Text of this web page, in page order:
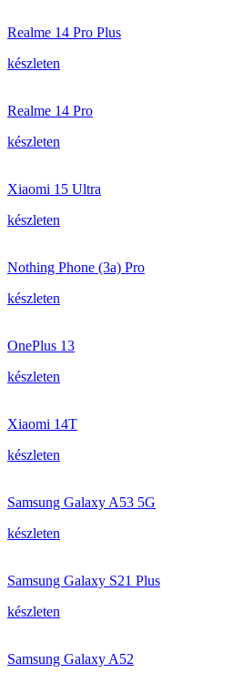
Realme 14 Pro Plus
készleten
Realme 14 Pro
készleten
Xiaomi 15 Ultra
készleten
Nothing Phone (3a) Pro
készleten
OnePlus 13
készleten
Xiaomi 14T
készleten
Samsung Galaxy A53 5G
készleten
Samsung Galaxy S21 Plus
készleten
Samsung Galaxy A52